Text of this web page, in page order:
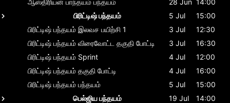
பிரிட்டிஷ் பந்தயம்
5 Jul
15:00
பிரிட்டிஷ் பந்தயம் இலவச பயிற்சி 1 3 Jul
12:30
பிரிட்டிஷ் பந்தயம் விரைவோட்ட தகுதி போட்டி 3 Jul
16:30
பிரிட்டிஷ் பந்தயம் Sprint 4 Jul
12:00
பிரிட்டிஷ் பந்தயம் தகுதி போட்டி 4 Jul
16:00
பிரிட்டிஷ் பந்தயம் பந்தயம் 5 Jul
15:00
பெல்ஜிய பந்தயம்
19 Jul
14:00